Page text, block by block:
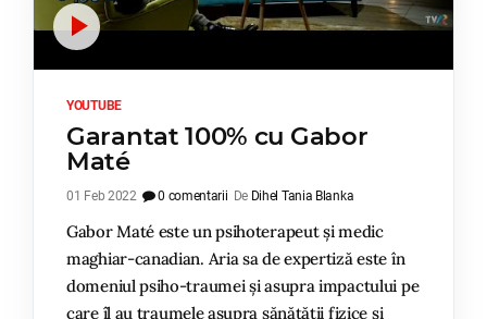
YOUTUBE
Garantat 100% cu Gabor
Maté
01 Feb 2022 0 comentarii De Dihel Tania Blanka
Gabor Maté este un psihoterapeut și medic
maghiar-canadian. Aria sa de expertiză este în
domeniul psiho-traumei și asupra impactului pe
care îl au traumele asupra sănătății fizice și